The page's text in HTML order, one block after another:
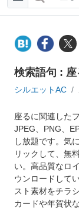
検索語句 : 座
シルエットAC
座るに関連した
JPEG、PNG、
し放題です。気
リックして、無
い。高品質なロ
ウンロードして
スト素材をチラ
カードや年賀状